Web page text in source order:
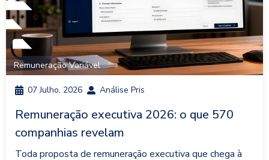
Remuneração Variável
07 Julho, 2026 Análise Pris
Remuneração executiva 2026: o que 570
companhias revelam
Toda proposta de remuneração executiva que chega à